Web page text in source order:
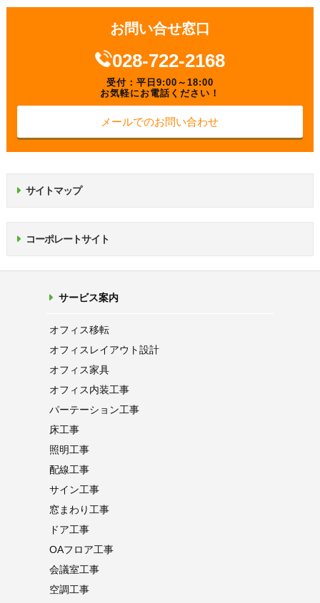
お問い合せ窓口
028-722-2168
受付：平日9:00～18:00
お気軽にお電話ください！
メールでのお問い合わせ
サイトマップ
コーポレートサイト
サービス案内
オフィス移転
オフィス レイアウト設計
オフィス家具
オフィス内装工事
パーテーション工事
床工事
照明工事
配線工事
サイン工事
窓まわり工事
ドア工事
OAフロア工事
会議室工事
空調工事